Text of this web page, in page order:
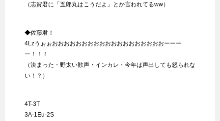
（志賀君に「五郎丸はこうだよ」とか言われてるww）
◆佐藤君！
4Lzうぉぉおおおおおおおおおおおおおおおおおおおーーー
ー！！！
（決まった・野太い歓声・インカレ・今年は声出しても怒られな
い！？）
4T-3T
3A-1Eu-2S